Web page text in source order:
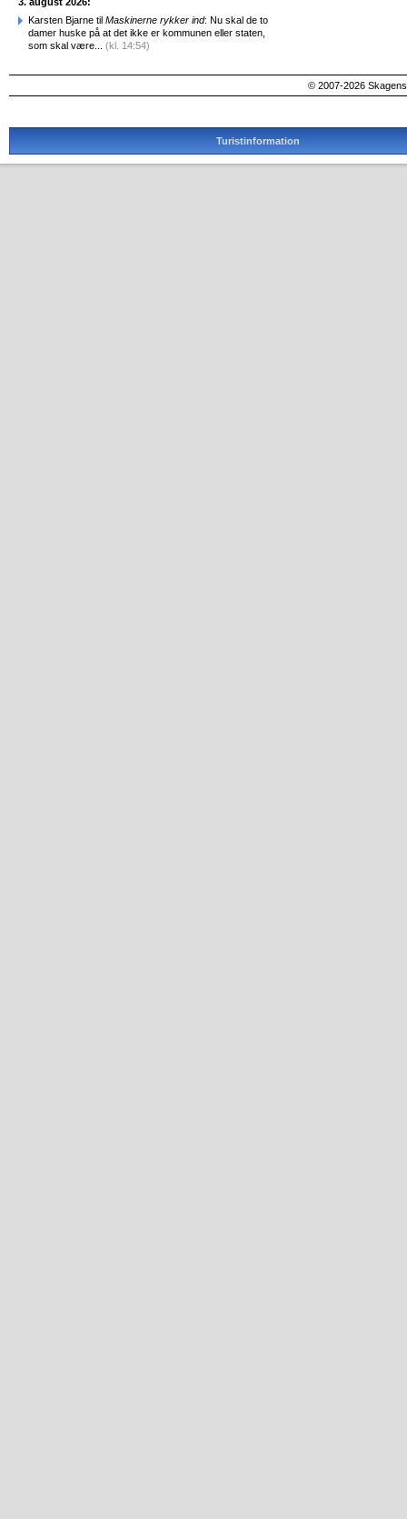
Karsten Bjarne til Maskinerne rykker ind: Nu skal de to
damer huske på at det ikke er kommunen eller staten,
som skal være... (kl. 14:54)
© 2007-2026
Turistinformation